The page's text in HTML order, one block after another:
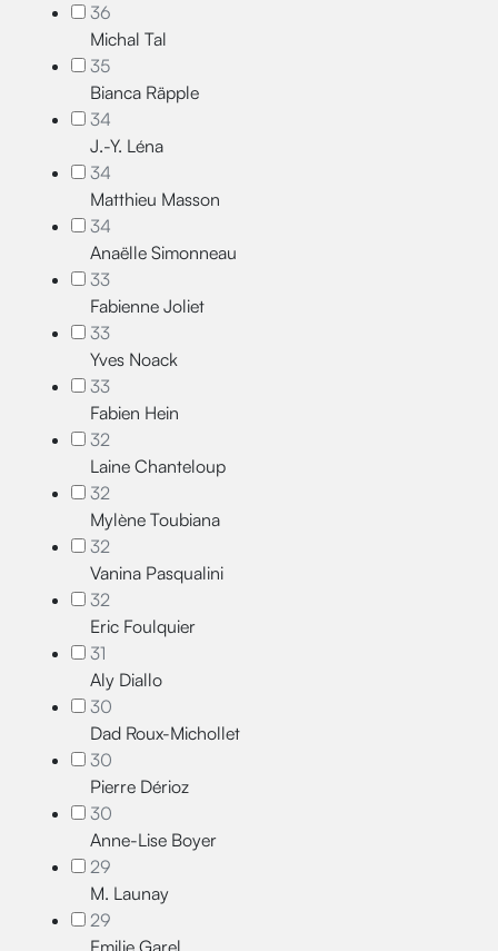
36
Michal Tal
35
Bianca Räpple
34
J.-Y. Léna
34
Matthieu Masson
34
Anaëlle Simonneau
33
Fabienne Joliet
33
Yves Noack
33
Fabien Hein
32
Laine Chanteloup
32
Mylène Toubiana
32
Vanina Pasqualini
32
Eric Foulquier
31
Aly Diallo
30
Dad Roux-Michollet
30
Pierre Dérioz
30
Anne-Lise Boyer
29
M. Launay
29